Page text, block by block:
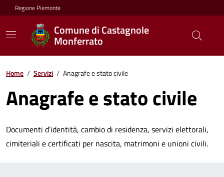
Regione Piemonte
Comune di Castagnole
Monferrato
Home / Servizi / Anagrafe e stato civile
Anagrafe e stato civile
Documenti d’identità, cambio di residenza, servizi elettorali,
cimiteriali e certificati per nascita, matrimoni e unioni civili.